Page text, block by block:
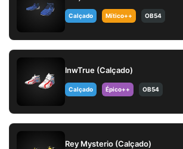
Calçado Mítico++ OB54
lnwTrue (Calçado)
Calçado Épico++ OB54
Rey Mysterio (Calçado)